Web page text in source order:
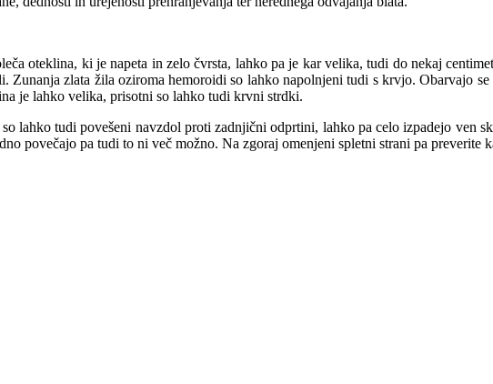
oteklina, ki je napeta in zelo čvrsta, lahko pa je kar velika, tudi do nekaj
Zunanja zlata žila oziroma hemoroidi so lahko napolnjeni tudi s krvjo. Obarvajo
je lahko velika, prisotni so lahko tudi krvni strdki.
lahko tudi povešeni navzdol proti zadnjični odprtini, lahko pa celo izpadejo ven
povečajo pa tudi to ni več možno. Na zgoraj omenjeni spletni strani pa preverite